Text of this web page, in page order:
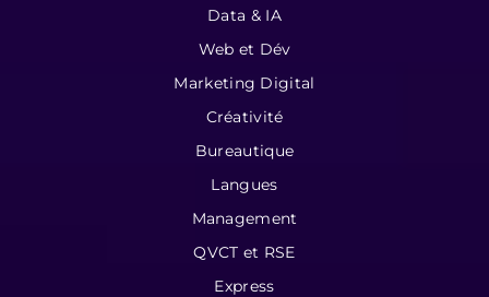
Data & IA
Web et Dév
Marketing Digital
Créativité
Bureautique
Langues
Management
QVCT et RSE
Express